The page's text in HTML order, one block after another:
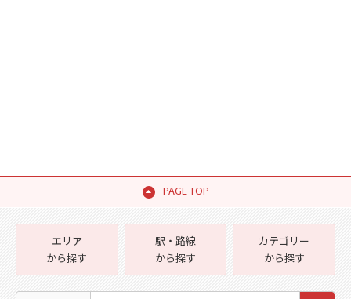
PAGE TOP
エリア
から探す
駅・路線
から探す
カテゴリー
から探す